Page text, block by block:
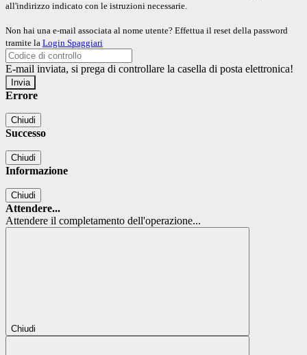
all'indirizzo indicato con le istruzioni necessarie.
Non hai una e-mail associata al nome utente? Effettua il reset della password
tramite la Login Spaggiari
E-mail inviata, si prega di controllare la casella di posta elettronica!
Errore
Chiudi
Successo
Chiudi
Informazione
Chiudi
Attendere...
Attendere il completamento dell'operazione...
Chiudi